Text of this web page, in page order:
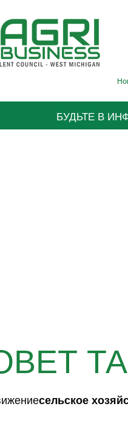
БУДЬТЕ В
сельское